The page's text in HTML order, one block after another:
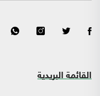
القائمة البريدية